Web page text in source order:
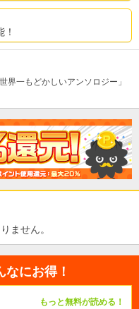
界一もどかしいアンソロジー」
ません。
なにお得！
もっと無料が読める！